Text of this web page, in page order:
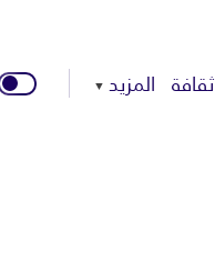
ثقافة المزيد